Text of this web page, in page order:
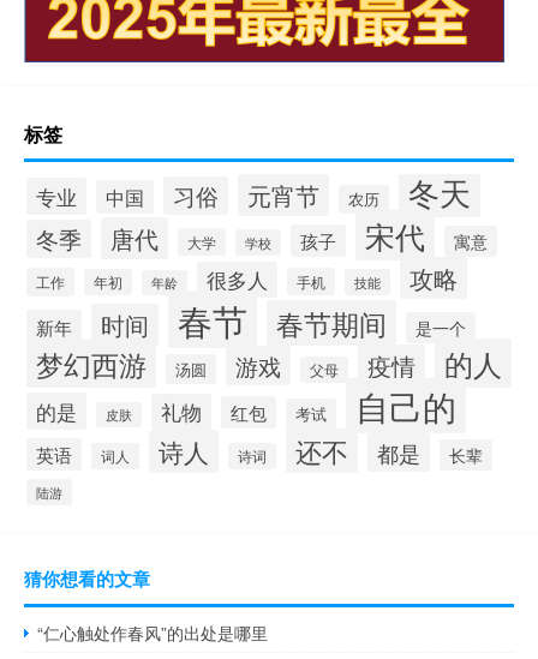
标签
专业 中国 习俗 元宵节 农历 冬天
冬季 唐代 大学 学校 孩子 宋代 寓意
工作 年初 年龄 很多人 手机 技能 攻略
新年 时间 春节 春节期间 是一个
梦幻西游 汤圆 游戏 父母 疫情 的人
的是 皮肤 礼物 红包 考试 自己的
英语 词人 诗人 诗词 还不 都是 长辈
陆游
猜你想看的文章
“仁心触处作春风”的出处是哪里